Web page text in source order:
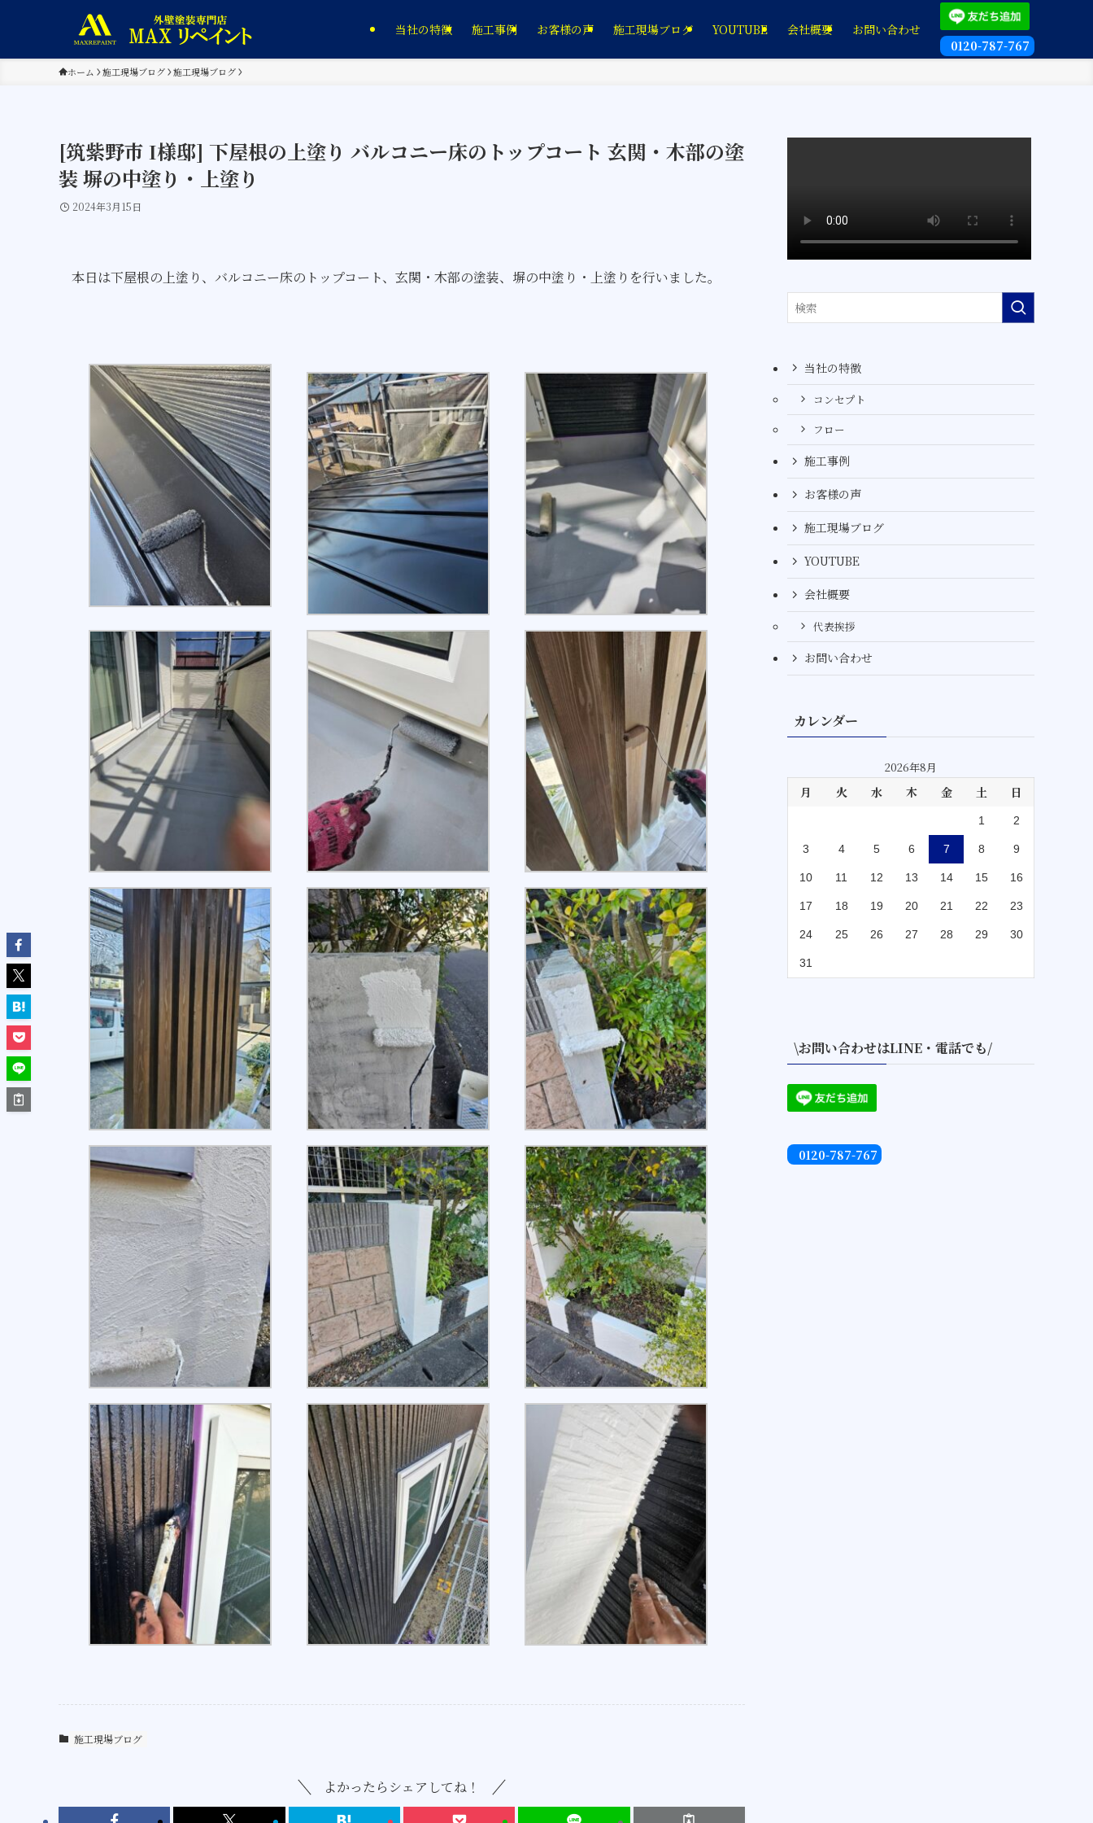
当社の特徴 施工事例 お客様の声 施工現場ブログ YOUTUBE 会社概要
お問い合わせ
0120-787-767
ホーム 施工現場ブログ 施工現場ブログ
[筑紫野市 I様邸] 下屋根の上塗り バルコニー床のトップコート 玄関・木部の塗
装 塀の中塗り・上塗り
2024年3月15日
本日は下屋根の上塗り、バルコニー床のトップコート、玄関・木部の塗装、塀の中塗り・上塗りを行いました。
施工現場ブログ
よかったらシェアしてね！
当社の特徴
コンセプト
フロー
施工事例
お客様の声
施工現場ブログ
YOUTUBE
会社概要
代表挨拶
お問い合わせ
カレンダー
2026年8月
月 火 水 木 金 土 日
1 2
3 4 5 6 7 8 9
10 11 12 13 14 15 16
17 18 19 20 21 22 23
24 25 26 27 28 29 30
31
\お問い合わせはLINE・電話でも/
0120-787-767